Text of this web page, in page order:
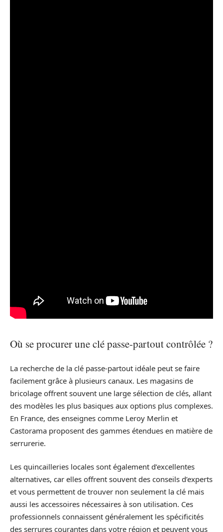
Où se procurer une clé passe-partout contrôlée ?
La recherche de la clé passe-partout idéale peut se faire
facilement grâce à plusieurs canaux. Les magasins de
bricolage offrent souvent une large sélection de clés, allant
des modèles les plus basiques aux options plus complexes.
En France, des enseignes comme Leroy Merlin et
Castorama proposent des gammes étendues en matière de
serrurerie.
Les quincailleries locales sont également d’excellentes
alternatives, car elles offrent souvent des conseils d’experts
et vous permettent de trouver non seulement la clé mais
aussi les accessoires nécessaires à son utilisation. Ces
professionnels connaissent généralement les spécificités
des serrures courantes dans votre région et peuvent vous